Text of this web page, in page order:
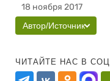
18 ноября 2017
Автор/Источник
ЧИТАЙТЕ НАС В